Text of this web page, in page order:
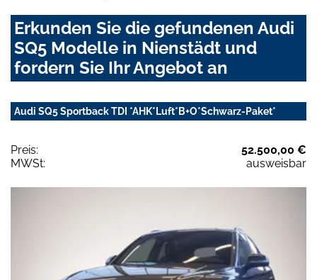
Erkunden Sie die gefundenen Audi
SQ5 Modelle in Nienstädt und
fordern Sie Ihr Angebot an
Audi SQ5 Sportback TDI *AHK*Luft*B+O*Schwarz-Paket*
Preis:
52.500,00 €
MWSt:
ausweisbar